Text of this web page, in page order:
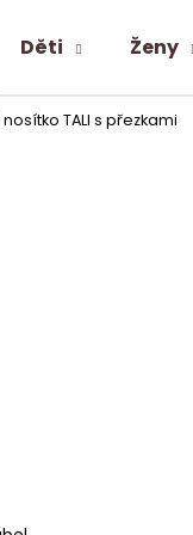
Děti Ženy
TALI s přezkami
LOW-CUT